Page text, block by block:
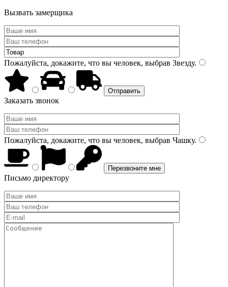
Вызвать замерщика
Пожалуйста, докажите, что вы человек, выбрав Звезду.
Заказать звонок
Пожалуйста, докажите, что вы человек, выбрав Чашку.
Письмо директору